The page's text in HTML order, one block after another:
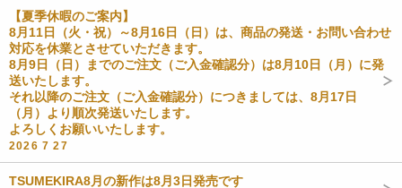
【夏季休暇のご案内】
8月11日（火・祝）～8月16日（日）は、商品の発送・お問い合わせ
対応を休業とさせていただきます。
8月9日（日）までのご注文（ご入金確認分）は8月10日（月）に発
送いたします。
それ以降のご注文（ご入金確認分）につきましては、8月17日
（月）より順次発送いたします。
よろしくお願いいたします。
2026 7 27
TSUMEKIRA8月の新作は8月3日発売です